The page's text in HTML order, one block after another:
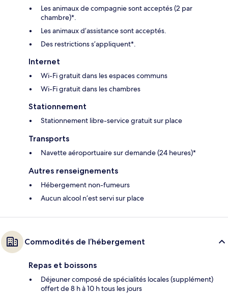
Les animaux de compagnie sont acceptés (2 par
chambre)*.
Les animaux d’assistance sont acceptés.
Des restrictions s’appliquent*.
Internet
Wi-Fi gratuit dans les espaces communs
Wi-Fi gratuit dans les chambres
Stationnement
Stationnement libre-service gratuit sur place
Transports
Navette aéroportuaire sur demande (24 heures)*
Autres renseignements
Hébergement non-fumeurs
Aucun alcool n’est servi sur place
Commodités de l’hébergement
Repas et boissons
Déjeuner composé de spécialités locales (supplément)
offert de 8 h à 10 h tous les jours